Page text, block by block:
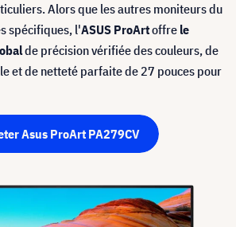
Alors que les autres moniteurs du
spécifiques, l'ASUS ProArtoffre le
de précision vérifiée des couleurs, de
et de netteté parfaite de 27 pouces pour
Asus ProArt PA279CV